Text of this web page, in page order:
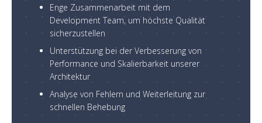
Enge Zusammenarbeit mit dem
Development Team, um höchste Qualität
sicherzustellen
Unterstützung bei der Verbesserung von
Performance und Skalierbarkeit unserer
Architektur
Analyse von Fehlern und Weiterleitung zur
schnellen Behebung